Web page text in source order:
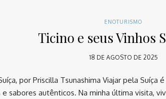
ENOTURISMO
Ticino e seus Vinhos
18 DE AGOSTO DE 2025
por Priscilla Tsunashima Viajar pela
sabores autênticos. Na minha última visita,